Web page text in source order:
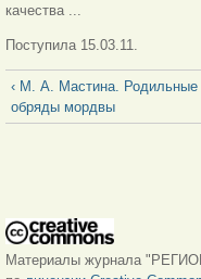
качества ...
Поступила 15.03.11.
‹ М. А. Мастина. Родильные
обряды мордвы
Материалы журнала